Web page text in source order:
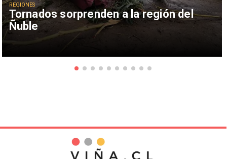
Tornados sorprenden a la región del
Ñuble
REGIONES